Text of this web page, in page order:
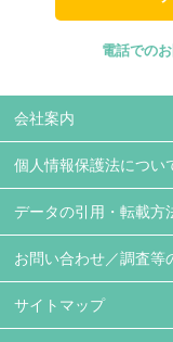
電話での
会社案内
個人情報保護法につい
データの引用・転載方
お問い合わせ／調査等
サイトマップ